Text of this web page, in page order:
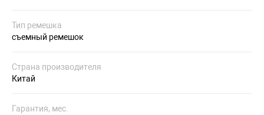
Тип ремешка
съемный ремешок
Страна производителя
Китай
Гарантия, мес.